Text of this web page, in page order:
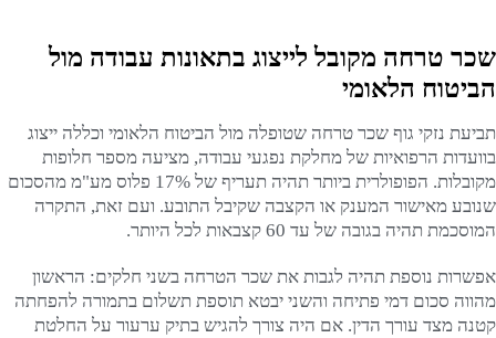
שכר טרחה מקובל לייצוג בתאונות עבודה מול
הביטוח הלאומי
תביעת נזקי גוף שכר טרחה שטופלה מול הביטוח הלאומי וכללה ייצוג
בוועדות הרפואיות של מחלקת נפגעי עבודה, מציעה מספר חלופות
מקובלות. הפופולרית ביותר תהיה תעריף של 17% פלוס מע"מ מהסכום
שנובע מאישור המענק או הקצבה שקיבל התובע. ועם זאת, התקרה
המוסכמת תהיה בגובה של עד 60 קצבאות לכל היותר.
אפשרות נוספת תהיה לגבות את שכר הטרחה בשני חלקים: הראשון
מהווה סכום דמי פתיחה והשני יבטא תוספת תשלום בתמורה להפחתה
קטנה מצד עורך הדין. אם היה צורך להגיש בתיק ערעור על החלטת